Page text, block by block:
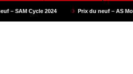
Prix du neuf – AS Motors 2024